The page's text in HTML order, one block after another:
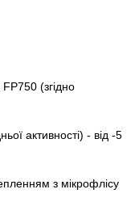
(згідно
активності) - від -5
з мікрофлісу